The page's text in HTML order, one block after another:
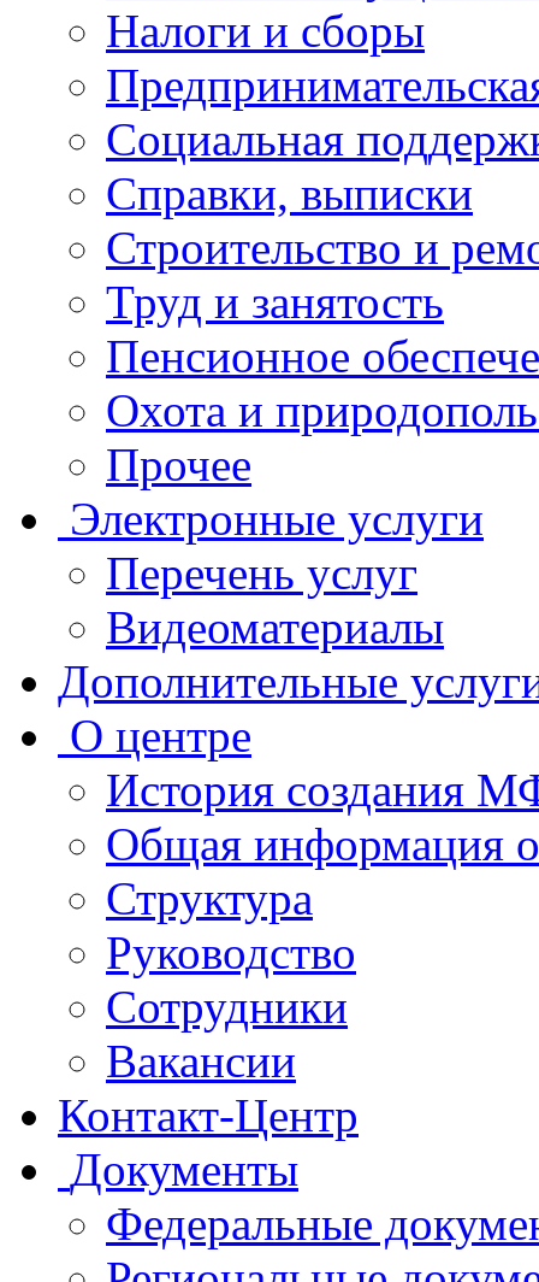
Налоги и сборы
Социальная
Справки, выписки
Строительство и
Труд и занятость
Пенсионное
Охота и
Прочее
Электронные услуги
Перечень услуг
Видеоматериалы
Дополнительные
О центре
История создания
Общая
Структура
Руководство
Сотрудники
Вакансии
Контакт-Центр
Документы
Федеральные